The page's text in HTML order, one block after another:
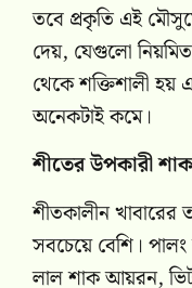
তবে প্রকৃতি এই
দেয়, যেগুলো
থেকে শক্তিশালী হয়
অনেকটাই কমে।
শীতের উপকারী
শীতকালীন
সবচেয়ে বেশি।
লাল শাক আয়রন,